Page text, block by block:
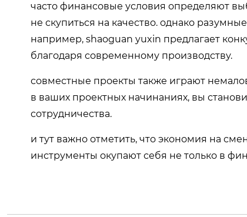
часто финансовые условия определяют
не скупиться на качество. однако
например, shaoguan yuxin предлагает
благодаря современному производству.
совместные проекты также играют
в ваших проектных начинаниях, вы
сотрудничества.
и тут важно отметить, что экономия на
инструменты окупают себя не только в